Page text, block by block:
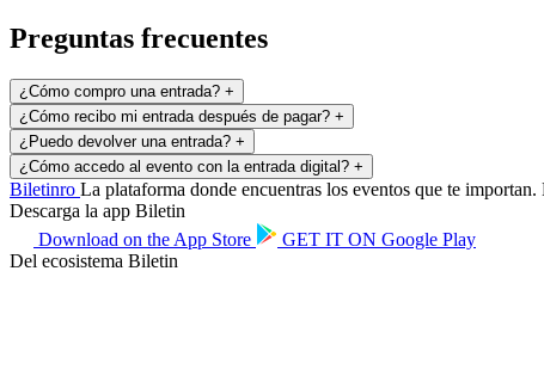
Preguntas frecuentes
¿Cómo compro una entrada? +
¿Cómo recibo mi entrada después de pagar? +
¿Puedo devolver una entrada? +
¿Cómo accedo al evento con la entrada digital? +
Biletinro La plataforma donde encuentras los eventos que te
Descarga la app Biletin
Download on the App Store GET IT ON Google Play
Del ecosistema Biletin